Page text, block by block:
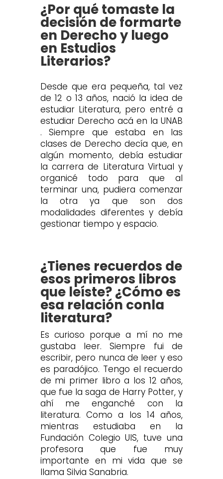
¿Por qué tomaste la
decisión de formarte
en Derecho y luego
en Estudios
Literarios?
Desde que era pequeña, tal vez
de 12 o 13 años, nació la idea de
estudiar Literatura, pero entré a
estudiar Derecho acá en la UNAB
. Siempre que estaba en las
clases de Derecho decía que, en
algún momento, debía estudiar
la carrera de Literatura Virtual y
organicé todo para que al
terminar una, pudiera comenzar
la otra ya que son dos
modalidades diferentes y debía
gestionar tiempo y espacio.
¿Tienes recuerdos de
esos primeros libros
que leíste? ¿Cómo es
esa relación conla
literatura?
Es curioso porque a mí no me
gustaba leer. Siempre fui de
escribir, pero nunca de leer y eso
es paradójico. Tengo el recuerdo
de mi primer libro a los 12 años,
que fue la saga de Harry Potter, y
ahí me enganché con la
literatura. Como a los 14 años,
mientras estudiaba en la
Fundación Colegio UIS, tuve una
profesora que fue muy
importante en mi vida que se
llama Silvia Sanabria.